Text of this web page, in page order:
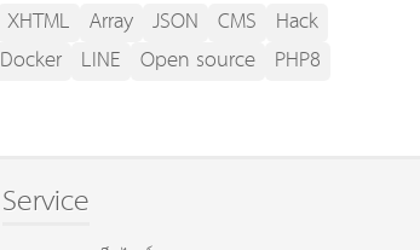
XHTML Array JSON CMS Hack
Docker LINE Open source PHP8
Service